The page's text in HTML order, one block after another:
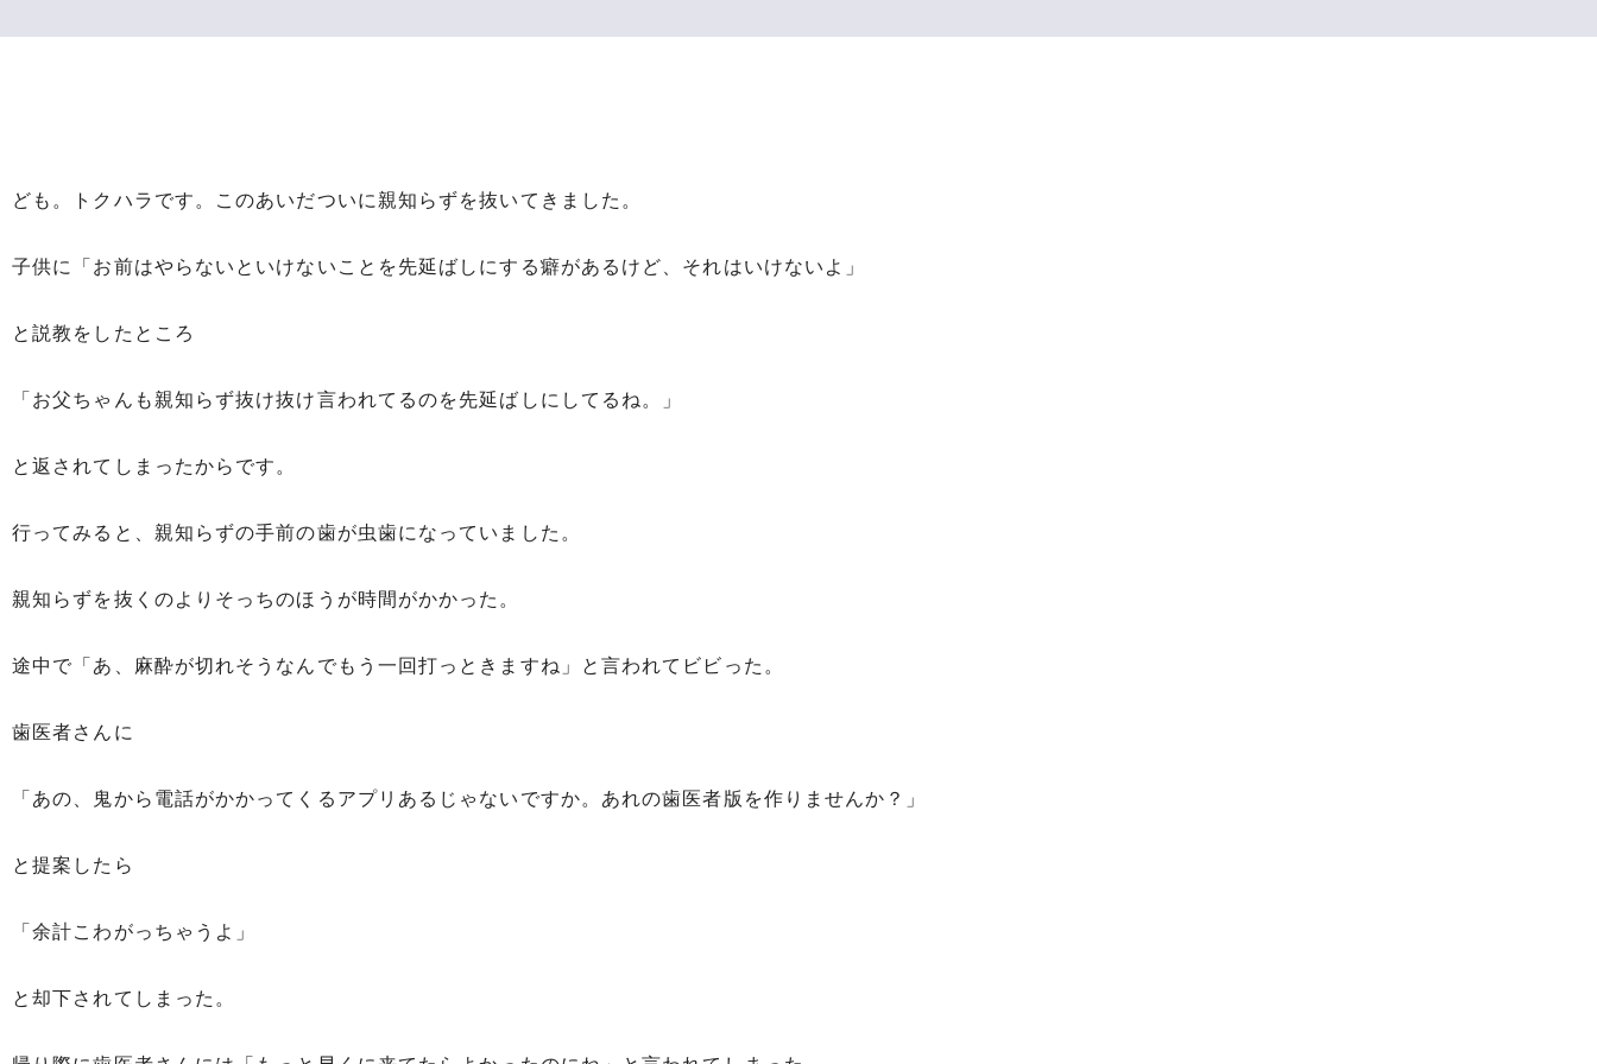
ども。トクハラです。このあいだついに親知らずを抜いてきました。
子供に「お前はやらないといけないことを先延ばしにする癖があるけど、それはいけないよ」
と説教をしたところ
「お父ちゃんも親知らず抜け抜け言われてるのを先延ばしにしてるね。」
と返されてしまったからです。
行ってみると、親知らずの手前の歯が虫歯になっていました。
親知らずを抜くのよりそっちのほうが時間がかかった。
途中で「あ、麻酔が切れそうなんでもう一回打っときますね」と言われてビビった。
歯医者さんに
「あの、鬼から電話がかかってくるアプリあるじゃないですか。あれの歯医者版を作りませんか？」
と提案したら
「余計こわがっちゃうよ」
と却下されてしまった。